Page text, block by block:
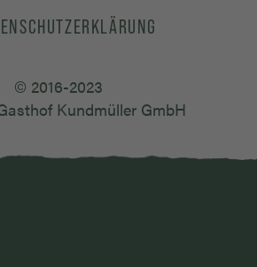
© 2016-2023
Kundmüller GmbH